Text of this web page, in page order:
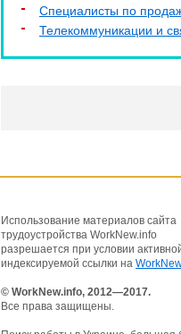
Специалисты по
Телекоммуникации и
Использование материалов сайта
трудоустройства WorkNew.info
разрешается при условии
индексируемой ссылки на
© WorkNew.info, 2012—2017.
Все права защищены.